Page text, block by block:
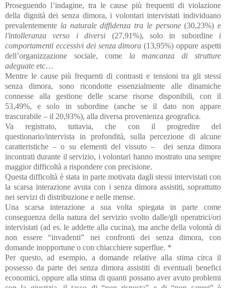
Proseguendo l’indagine, tra le cause più frequenti di violazione
della dignità dei senza dimora, i volontari intervistati individuano
prevalentemente la naturale diffidenza tra le persone(30,23%) e
l'intolleranza verso i diversi (27,91%), solo in subordine i
comportamenti eccessivi dei senza dimora(13,95%)oppure aspetti
dell’organizzazione sociale, come la mancanza di strutture
adeguate etc…
Mentre le cause più frequenti di contrasti e tensioni tra gli stessi
senza dimora, sono ricondotte essenzialmente alle dinamiche
connesse alla gestione delle scarse risorse disponibili, con il
53,49%, e solo in subordine (anche se il dato non appare
trascurabile – il 20,93%), alla diversa provenienza geografica.
Va registrato, tuttavia, che con il progredire del
questionario/intervista in profondità, sulla percezione di alcune
caratteristiche – o su elementi del vissuto –
dei senza dimora
incontrati durante il servizio, i volontari hanno mostrato una sempre
maggior difficoltà a rispondere con precisione.
Questa difficoltà è stata in parte motivata dagli stessi intervistati con
la scarsa interazione avuta con i senza dimora assistiti, soprattutto
nei servizi di distribuzione e nelle mense.
Una scarsa interazione a sua volta spiegata in parte come
conseguenza della natura del servizio svolto dalle/gli operatrici/ori
intervistati (ad es. le addette alla cucina), ma anche della volontà di
non essere “invadenti” nei confronti dei senza dimora, con
domande inopportune o con chiacchiere superflue. *
Per questo, ad esempio, a domande relative alla stima circa il
possesso da parte dei senza dimora assistiti di eventuali benefici
economici, oppure alla stima di quanti possano aver avuto problemi